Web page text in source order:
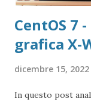
CentOS
grafica X-
dicembre 15, 2022
In questo post